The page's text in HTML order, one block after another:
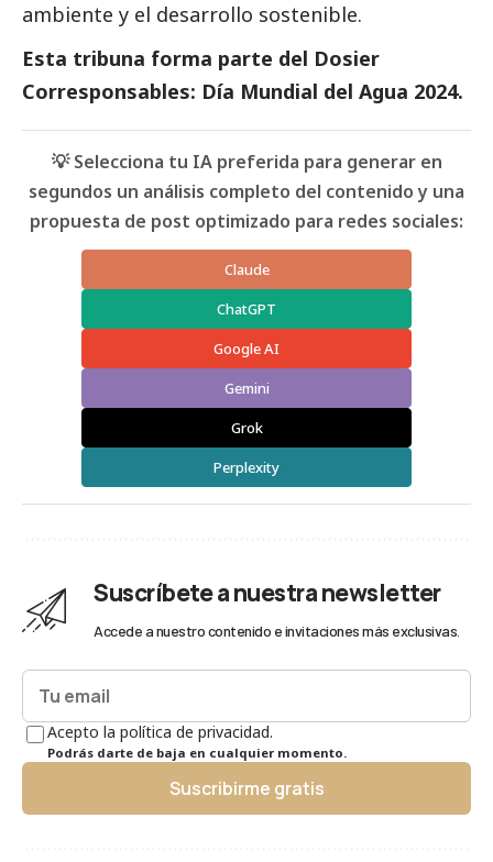
ambiente y el desarrollo sostenible.
Esta tribuna forma parte del Dosier
Corresponsables: Día Mundial del Agua 2024.
💡 Selecciona tu IA preferida para generar en
segundos un análisis completo del contenido y una
propuesta de post optimizado para redes sociales:
Claude
ChatGPT
Google AI
Gemini
Grok
Perplexity
Suscríbete a nuestra newsletter
Accede a nuestro contenido e invitaciones más exclusivas.
Acepto la política de privacidad.
Podrás darte de baja en cualquier momento.
Suscribirme gratis